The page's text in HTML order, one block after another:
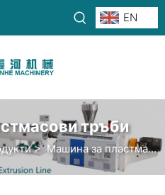
EN
тръби
> Машина за пластмасови тръби